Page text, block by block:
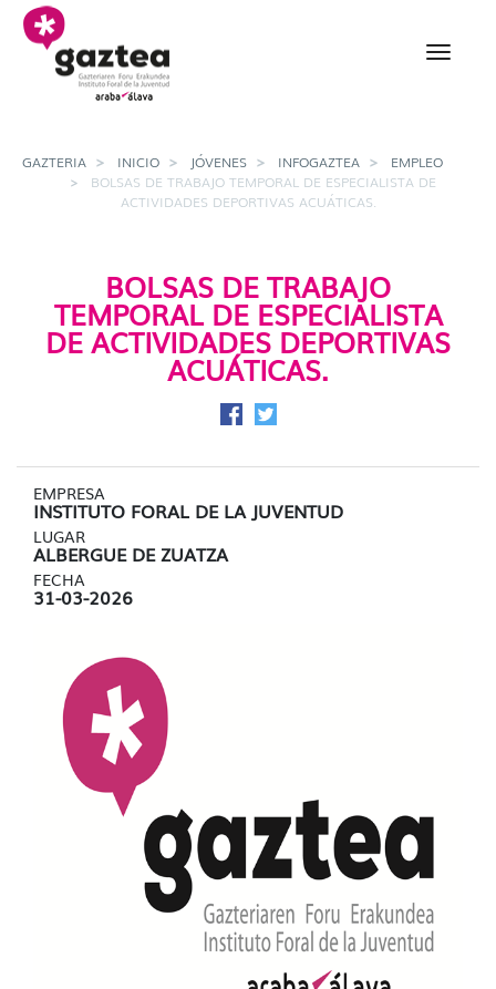
Saltar al contenido principal
Bolsas de trabajo
GAZTERIA INICIO JÓVENES INFOGAZTEA
EMPLEO
BOLSAS DE TRABAJO TEMPORAL DE ESPECIALISTA DE
ACTIVIDADES DEPORTIVAS ACUÁTICAS.
BOLSAS DE TRABAJO
TEMPORAL DE ESPECIALISTA
DE ACTIVIDADES DEPORTIVAS
ACUÁTICAS.
Compartir en Facebook
Compartir en Twitter
EMPRESA
INSTITUTO FORAL DE LA JUVENTUD
LUGAR
ALBERGUE DE ZUATZA
FECHA
31-03-2026